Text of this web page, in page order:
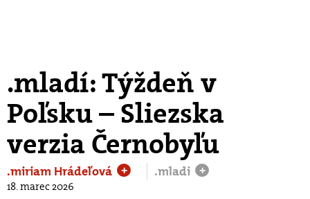
.mladí: Týždeň v
Poľsku – Sliezska
verzia Černobyľu
.miriam Hrádeľová + .mladi +
18. marec 2026